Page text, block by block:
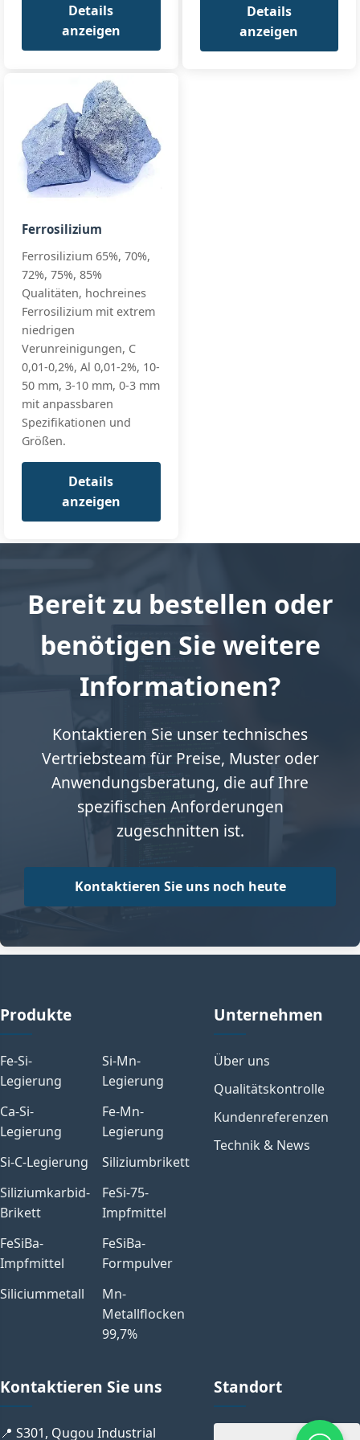
Cored Wire
13mm
+2 more
ISO 9455:2020
Specialty
High
Purity
Calcium
Silicon
HP-CaSi30,
Ca:
Si:
Al:
Details
anzeigen
Details
anzeigen
Ferrosilizium
Ferrosilizium 65%, 70%,
72%, 75%, 85%
Qualitäten, hochreines
Ferrosilizium mit extrem
niedrigen
Verunreinigungen, C
0,01-0,2%, Al 0,01-2%, 10-
50 mm, 3-10 mm, 0-3 mm
mit anpassbaren
Spezifikationen und
Größen.
Details
anzeigen
Bereit zu bestellen oder
benötigen Sie weitere
Informationen?
Kontaktieren Sie unser technisches
Vertriebsteam für Preise, Muster oder
Anwendungsberatung, die auf Ihre
spezifischen Anforderungen
zugeschnitten ist.
Kontaktieren Sie uns noch heute
Produkte
Fe-Si-
Legierung
Si-Mn-
Legierung
Ca-Si-
Legierung
Fe-Mn-
Legierung
Si-C-Legierung
Siliziumbrikett
Siliziumkarbid-
Brikett
FeSi-75-
Impfmittel
FeSiBa-
Impfmittel
FeSiBa-
Formpulver
Siliciummetall
Mn-
Metallflocken
99,7%
Unternehmen
Über uns
Qualitätskontrolle
Kundenreferenzen
Technik & News
Kontaktieren Sie uns
📍 S301, Qugou Industrial
Standort